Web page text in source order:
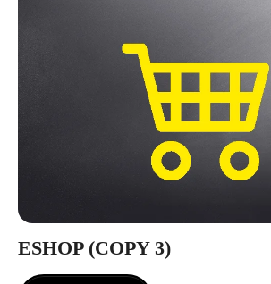
ESHOP (COPY 3)